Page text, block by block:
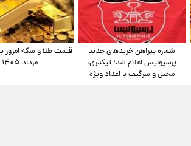
شماره پیراهن خریدهای جدید
پرسپولیس اعلام شد؛ تیکدری،
محبی و سرگیف با اعداد ویژه
مرداد ۱۴۰۵